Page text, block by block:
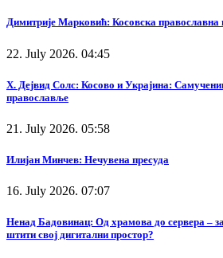
Димитрије Марковић: Косовска православна
22. July 2026. 04:45
Х. Дејвид Солс: Косово и Украјина:
православље
21. July 2026. 05:58
Илијан Минчев: Нечувена пресуда
16. July 2026. 07:07
Ненад Бадовинац: Од храмова до сервера –
штити свој дигитални простор?